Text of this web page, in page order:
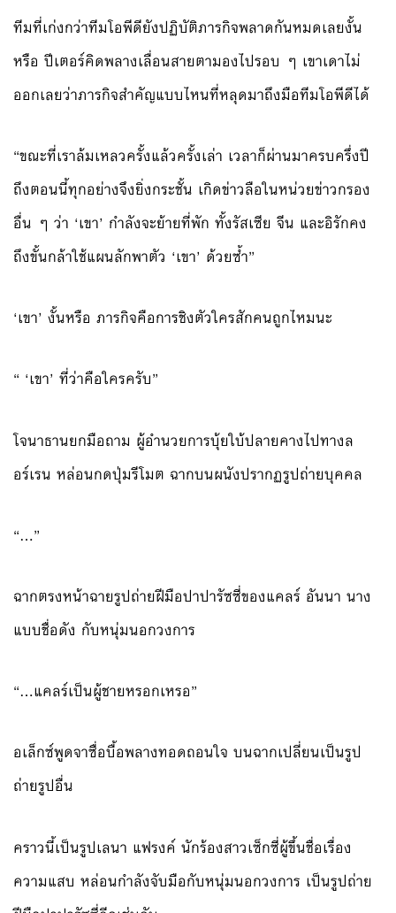
ทีมที่เก่งกว่าทีมโอพีดียังปฏิบัติภารกิจพลาดกันหมดเลยงั้น
หรือ ปีเตอร์คิดพลางเลื่อนสายตามองไปรอบ ๆ เขาเดาไม่
ออกเลยว่าภารกิจสำคัญแบบไหนที่หลุดมาถึงมือทีมโอพีดีได้
“ขณะที่เราล้มเหลวครั้งแล้วครั้งเล่า เวลาก็ผ่านมาครบครึ่งปี
ถึงตอนนี้ทุกอย่างจึงยิ่งกระชั้น เกิดข่าวลือในหน่วยข่าวกรอง
อื่น ๆ ว่า ‘เขา’ กำลังจะย้ายที่พัก ทั้งรัสเซีย จีน และอิรักคง
ถึงขั้นกล้าใช้แผนลักพาตัว ‘เขา’ ด้วยซ้ำ”
‘เขา’ งั้นหรือ ภารกิจคือการชิงตัวใครสักคนถูกไหมนะ
“ ‘เขา’ ที่ว่าคือใครครับ”
โจนาธานยกมือถาม ผู้อำนวยการบุ้ยใบ้ปลายคางไปทางล
อร์เรน หล่อนกดปุ่มรีโมต ฉากบนผนังปรากฏรูปถ่ายบุคคล
“…”
ฉากตรงหน้าฉายรูปถ่ายฝีมือปาปารัซซี่ของแคลร์ อันนา นาง
แบบชื่อดัง กับหนุ่มนอกวงการ
“…แคลร์เป็นผู้ชายหรอกเหรอ”
อเล็กซ์พูดจาซื่อบื้อพลางทอดถอนใจ บนฉากเปลี่ยนเป็นรูป
ถ่ายรูปอื่น
คราวนี้เป็นรูปเลนา แฟรงค์ นักร้องสาวเซ็กซี่ผู้ขึ้นชื่อเรื่อง
ความแสบ หล่อนกำลังจับมือกับหนุ่มนอกวงการ เป็นรูปถ่าย